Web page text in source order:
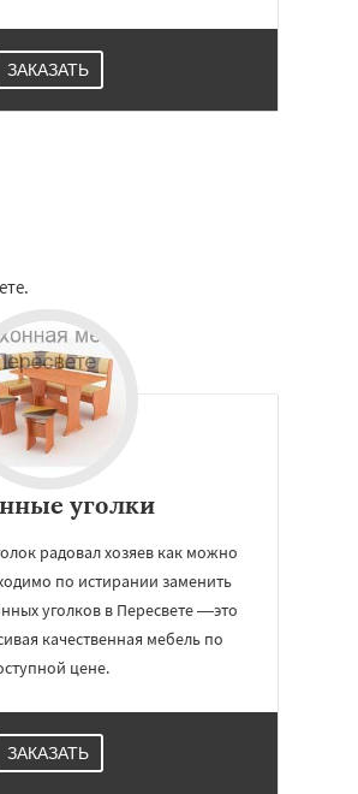
ЗАКАЗАТЬ
уголки
радовал хозяев как можно
по истирании заменить
уголков в Пересвете —это
качественная мебель по
цене.
ЗАКАЗАТЬ